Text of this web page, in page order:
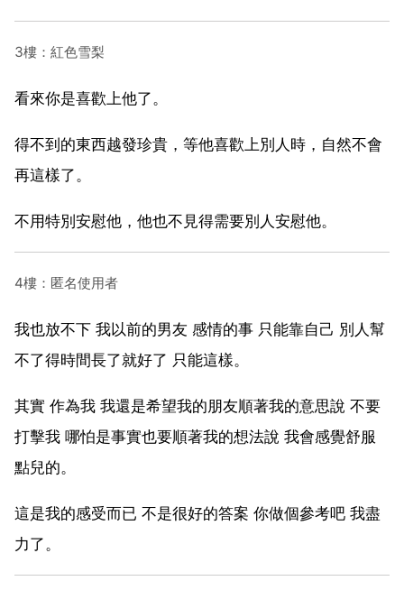
3樓：紅色雪梨
看來你是喜歡上他了。
得不到的東西越發珍貴，等他喜歡上別人時，自然不會
再這樣了。
不用特別安慰他，他也不見得需要別人安慰他。
4樓：匿名使用者
我也放不下 我以前的男友 感情的事 只能靠自己 別人幫
不了得時間長了就好了 只能這樣。
其實 作為我 我還是希望我的朋友順著我的意思說 不要
打擊我 哪怕是事實也要順著我的想法說 我會感覺舒服
點兒的。
這是我的感受而已 不是很好的答案 你做個參考吧 我盡
力了。